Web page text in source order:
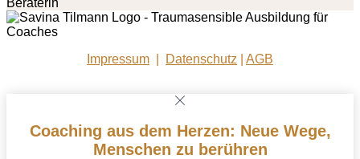
Impressum Datenschutz AGB
Coaching aus dem Herzen: Neue Wege,
Menschen zu berühren